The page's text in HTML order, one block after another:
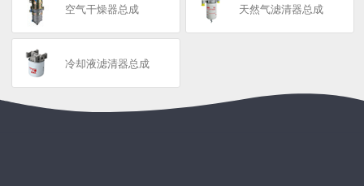
空气干燥器总成 天然气滤清器总成
冷却液滤清器总成